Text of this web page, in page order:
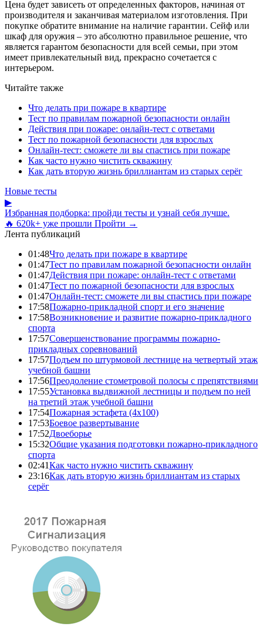
Цена будет зависеть от определенных факторов, начиная от
производителя и заканчивая материалом изготовления. При
покупке обратите внимание на наличие гарантии. Сейф или
шкаф для оружия – это абсолютно правильное решение, что
является гарантом безопасности для всей семьи, при этом
имеет привлекательный вид, прекрасно сочетается с
интерьером.
Читайте также
Что делать при пожаре в квартире
Тест по правилам пожарной безопасности онлайн
Действия при пожаре: онлайн-тест с ответами
Тест по пожарной безопасности для взрослых
Онлайн-тест: сможете ли вы спастись при пожаре
Как часто нужно чистить скважину
Как дать вторую жизнь бриллиантам из старых серёг
Новые тесты
▶
Избранная подборка: пройди тесты и узнай себя лучше.
🔥 620k+ уже прошли Пройти →
Лента публикаций
01:48Что делать при пожаре в квартире
01:47Тест по правилам пожарной безопасности онлайн
01:47Действия при пожаре: онлайн-тест с ответами
01:47Тест по пожарной безопасности для взрослых
01:47Онлайн-тест: сможете ли вы спастись при пожаре
17:58Пожарно-прикладной спорт и его значение
17:58Возникновение и развитие пожарно-прикладного
спорта
17:57Совершенствование программы пожарно-
прикладных соревнований
17:57Подъем по штурмовой лестнице на четвертый этаж
учебной башни
17:56Преодоление стометровой полосы с препятствиями
17:55Установка выдвижной лестницы и подъем по ней
на третий этаж учебной башни
17:54Пожарная эстафета (4x100)
17:53Боевое развертывание
17:52Двоеборье
15:32Общие указания подготовки пожарно-прикладного
спорта
02:41Как часто нужно чистить скважину
23:16Как дать вторую жизнь бриллиантам из старых
серёг